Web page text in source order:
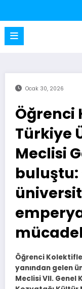
Ocak 30, 2026
Öğrenci
Türkiye
Meclisi
buluştu:
Öğrenci
yanından gelen
Meclisi VII. Genel